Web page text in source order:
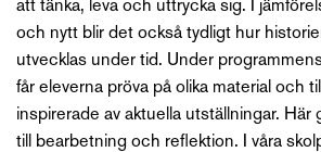
att tänka, leva och uttrycka sig. I
och nytt blir det också tydligt hur
utvecklas under tid. Under
får eleverna pröva på olika material och
inspirerade av aktuella utställningar. Här
till bearbetning och reflektion. I våra